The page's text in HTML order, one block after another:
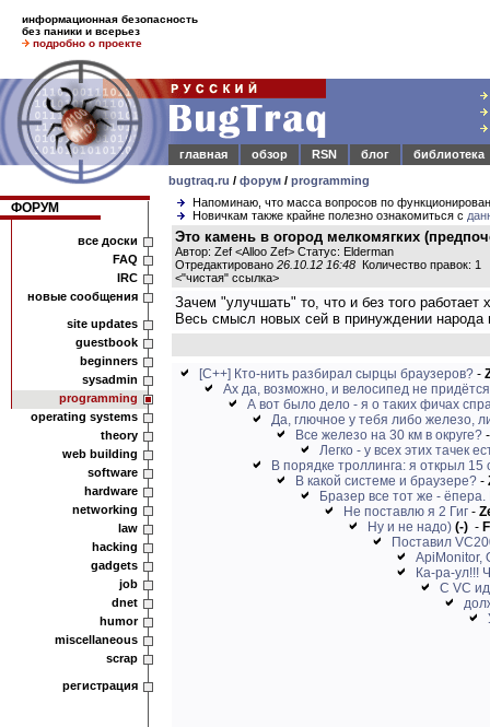
информационная безопасность
без паники и всерьез
подробно о проекте
главная
обзор RSN блог
библиотека
bugtraq.ru / форум / programming
ФОРУМ
все доски
FAQ
IRC
новые сообщения
site updates
guestbook
beginners
sysadmin
programming
operating systems
theory
web building
software
hardware
networking
law
hacking
gadgets
job
dnet
humor
miscellaneous
scrap
регистрация
Напоминаю, что масса вопросов по
Новичкам также крайне полезно ознакомиться с
Это камень в огород мелкомягких
Автор: Zef <Alloo Zef> Статус: Elderman
Отредактировано 26.10.12 16:48 Количество правок: 1
<"чистая" ссылка>
Зачем "улучшать" то, что и без того
Весь смысл новых сей в принуждении
[C++] Кто-нить разбирал сырцы браузеров? -
Ах да, возможно, и велосипед не
А вот было дело - я о таких фичах
Да, глючное у тебя либо железо,
Все железо на 30 км в округе?
Легко - у всех этих тачек
В порядке троллинга: я открыл 15
В какой системе и браузере? -
Бразер все тот же -
Не поставлю я 2 Гиг -
Ну и не надо) (-) -
Поставил
ApiMonitor,
Ка-ра-ул!!!
С VC